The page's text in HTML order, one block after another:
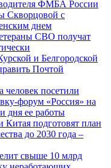
ФМБА России
Скворцовой с
днем
СВО получат
и Белгородской
Почтой
посетили
форум «Россия» на
дня ее работы
Китая подготовят план
до 2030 года –
свыше 10 млрд